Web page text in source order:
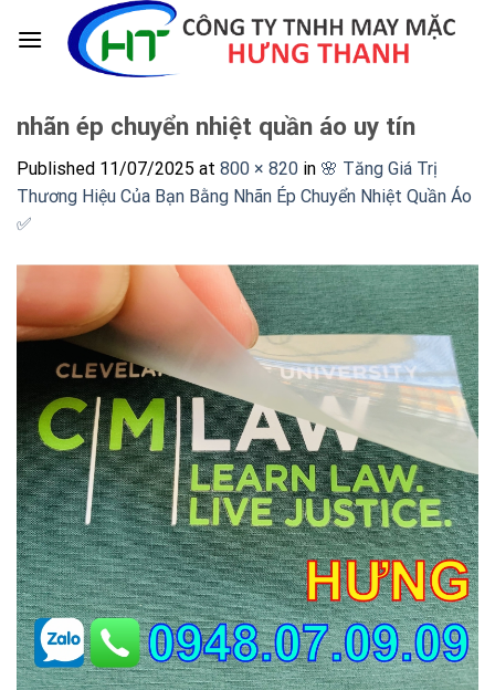
nhãn ép chuyển nhiệt quần áo uy tín
Published 11/07/2025 at 800 × 820 in 🌸 Tăng Giá Trị
Thương Hiệu Của Bạn Bằng Nhãn Ép Chuyển Nhiệt Quần Áo
✅